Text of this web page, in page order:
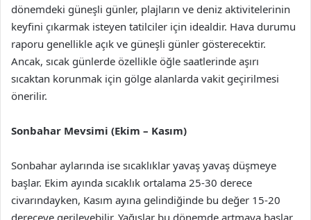
dönemdeki güneşli günler, plajların ve deniz aktivitelerinin
keyfini çıkarmak isteyen tatilciler için idealdir. Hava durumu
raporu genellikle açık ve güneşli günler gösterecektir.
Ancak, sıcak günlerde özellikle öğle saatlerinde aşırı
sıcaktan korunmak için gölge alanlarda vakit geçirilmesi
önerilir.
Sonbahar Mevsimi (Ekim – Kasım)
Sonbahar aylarında ise sıcaklıklar yavaş yavaş düşmeye
başlar. Ekim ayında sıcaklık ortalama 25-30 derece
civarındayken, Kasım ayına gelindiğinde bu değer 15-20
dereceye gerileyebilir. Yağışlar bu dönemde artmaya başlar